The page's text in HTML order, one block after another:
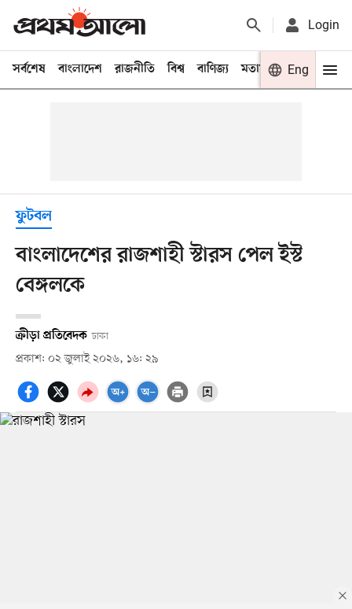
Login
সর্বশেষ বাংলাদেশ রাজনীতি বিশ্ব বাণিজ্য মতামত খেলা
Eng
ফুটবল
বাংলাদেশের রাজশাহী স্টারস পেল ইস্ট
বেঙ্গলকে
ক্রীড়া প্রতিবেদক ঢাকা
প্রকাশ: ০২ জুলাই ২০২৬, ১৬: ২৯